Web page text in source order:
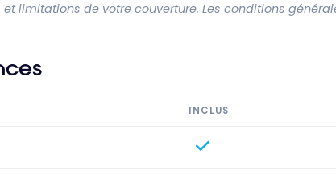
limitations de votre couverture. Les conditions
INCLUS